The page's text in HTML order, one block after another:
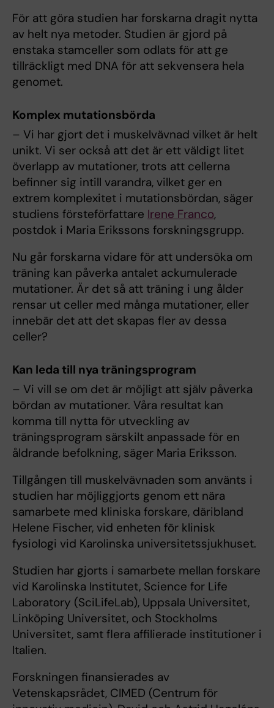
För att göra studien har forskarna dragit nytta
av helt nya metoder. Studien är gjord på
enstaka stamceller som odlats för att ge
tillräckligt med DNA för att sekvensera hela
genomet.
Komplex mutationsbörda
– Vi har gjort det i muskelvävnad vilket är helt
unikt. Vi ser också att det är ett väldigt litet
överlapp av mutationer, trots att cellerna
befinner sig intill varandra, vilket ger en
extrem komplexitet i mutationsbördan, säger
studiens försteförfattare Irene Franco,
postdok i Maria Erikssons forskningsgrupp.
Nu går forskarna vidare för att undersöka om
träning kan påverka antalet ackumulerade
mutationer. Är det så att träning i ung ålder
rensar ut celler med många mutationer, eller
innebär det att det skapas fler av dessa
celler?
Kan leda till nya träningsprogram
– Vi vill se om det är möjligt att själv påverka
bördan av mutationer. Våra resultat kan
komma till nytta för utveckling av
träningsprogram särskilt anpassade för en
åldrande befolkning, säger Maria Eriksson.
Tillgången till muskelvävnaden som använts i
studien har möjliggjorts genom ett nära
samarbete med kliniska forskare, däribland
Helene Fischer, vid enheten för klinisk
fysiologi vid Karolinska universitetssjukhuset.
Studien har gjorts i samarbete mellan forskare
vid Karolinska Institutet, Science for Life
Laboratory (SciLifeLab), Uppsala Universitet,
Linköping Universitet, och Stockholms
Universitet, samt flera affilierade institutioner i
Italien.
Forskningen finansierades av
Vetenskapsrådet, CIMED (Centrum för